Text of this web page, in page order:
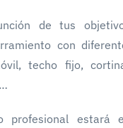
de tus
con
techo fijo,
profesional estará